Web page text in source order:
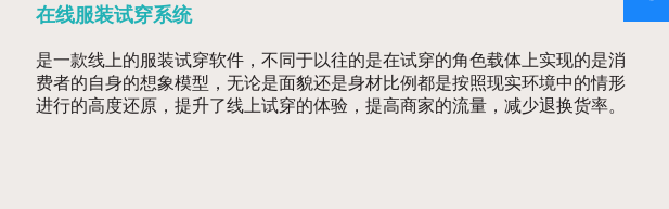
在线服装试穿系统
是一款线上的服装试穿软件，不同于以往的是在试穿的角色载体上实现的是消
费者的自身的想象模型，无论是面貌还是身材比例都是按照现实环境中的情形
进行的高度还原，提升了线上试穿的体验，提高商家的流量，减少退换货率。